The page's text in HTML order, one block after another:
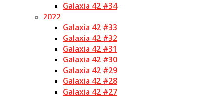
Galaxia 42 #34
2022
Galaxia 42 #33
Galaxia 42 #32
Galaxia 42 #31
Galaxia 42 #30
Galaxia 42 #29
Galaxia 42 #28
Galaxia 42 #27